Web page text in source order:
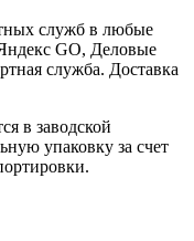
служб в любые
GO, Деловые
служба. Доставка
в заводской
упаковку за счет